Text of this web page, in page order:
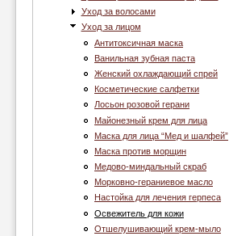
Уход за волосами
Уход за лицом
Антитоксичная маска
Ванильная зубная паста
Женский охлаждающий спрей
Косметические салфетки
Лосьон розовой герани
Майонезный крем для лица
Маска для лица “Мед и шалфей”
Маска против морщин
Медово-миндальный скраб
Морковно-гераниевое масло
Настойка для лечения герпеса
Освежитель для кожи
Отшелушивающий крем-мыло